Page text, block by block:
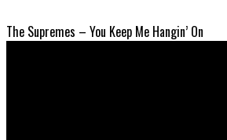
The Supremes – You Keep Me Hangin’ On